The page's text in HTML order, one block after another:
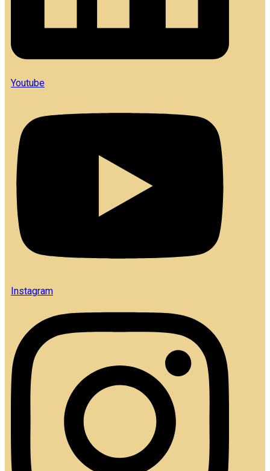
Youtube
Instagram